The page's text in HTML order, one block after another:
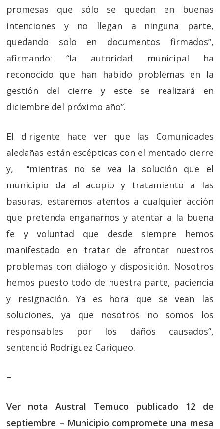
promesas que sólo se quedan en buenas
intenciones y no llegan a ninguna parte,
quedando solo en documentos firmados”,
afirmando: “la autoridad municipal ha
reconocido que han habido problemas en la
gestión del cierre y este se realizará en
diciembre del próximo año”.
El dirigente hace ver que las Comunidades
aledañas están escépticas con el mentado cierre
y, “mientras no se vea la solución que el
municipio da al acopio y tratamiento a las
basuras, estaremos atentos a cualquier acción
que pretenda engañarnos y atentar a la buena
fe y voluntad que desde siempre hemos
manifestado en tratar de afrontar nuestros
problemas con diálogo y disposición. Nosotros
hemos puesto todo de nuestra parte, paciencia
y resignación. Ya es hora que se vean las
soluciones, ya que nosotros no somos los
responsables por los daños causados”,
sentenció Rodríguez Cariqueo.
–
Ver nota Austral Temuco publicado 12 de
septiembre – Municipio compromete una mesa